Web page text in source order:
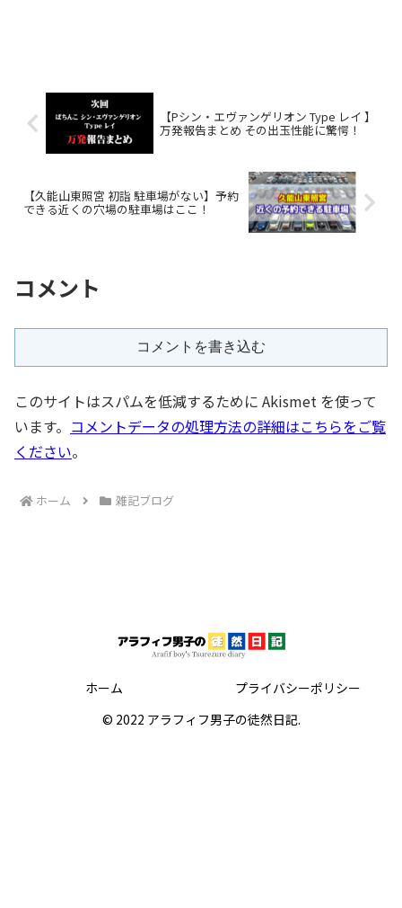
【Pシン・エヴァンゲリオン Type レイ 】
万発報告まとめ その出玉性能に驚愕！
【久能山東照宮 初詣 駐車場がない】予約
できる近くの穴場の駐車場はここ！
コメント
コメントを書き込む
このサイトはスパムを低減するために Akismet を使って
います。 コメントデータの処理方法の詳細はこちらをご覧
ください。
ホーム 雑記ブログ
ホーム
プライバシーポリシー
© 2022 アラフィフ男子の徒然日記.